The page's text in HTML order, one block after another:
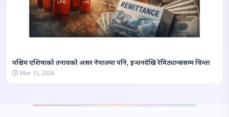
पश्चिम एशियाको तनावको असर नेपालमा पनि, इन्धनदेखि रेमिट्यान्ससम्म चिन्ता
Mar 15, 2026